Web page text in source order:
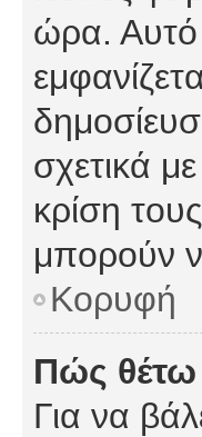
ώρα. Αυτό
σχετικά
κρίση
μπορούν
Κορυφή
Πώς
Για να